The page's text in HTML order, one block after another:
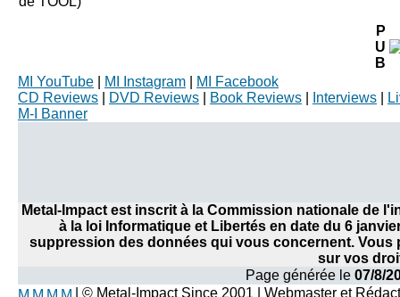
P
U
B
MI YouTube
MI Instagram
MI Facebook
CD Reviews
DVD Reviews Book Reviews Interviews
M-I Banner
Metal-Impact est inscrit à la Commission nationale de
à la loi Informatique et Libertés en date du 6
suppression des données qui vous concernent.
sur vos
Page générée le 07/8/
| © Metal-Impact Since 2001 | Webmaster et